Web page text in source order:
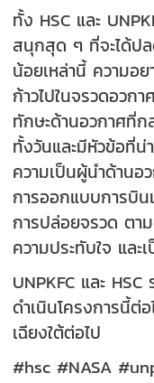
ทั้ง HSC และ
สนุกสุด ๆ ที่จะได้ป
น้อยเหล่านี้ ความอย
ก้าวไปในจรวดอว
ทักษะด้านอวกาศที่
ทั้งวันและมีหัวข้อที่
ความเป็นผู้นำด้าน
การออกแบบการบิน
การปล่อยจรวด ตา
ความประทับใจ และ
UNPKFC และ
ดำเนินโครงการนี้ต่อ
เฉียงใต้ต่อไป
#hsc #NASA